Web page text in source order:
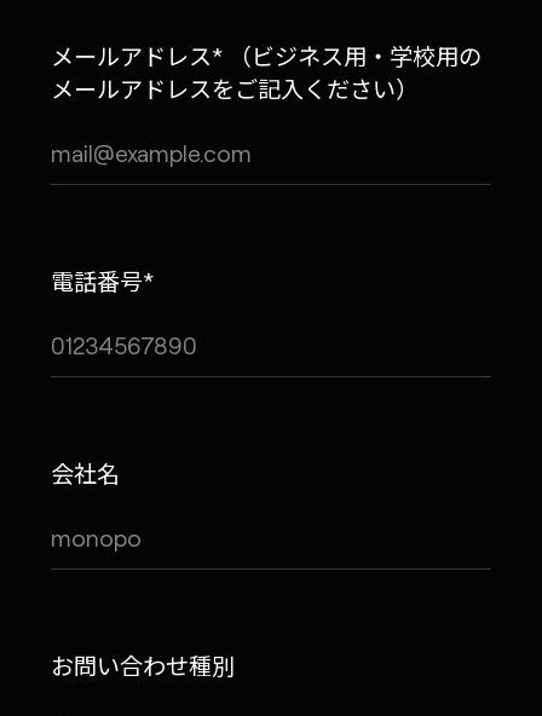
メールアドレス* （ビジネス用・学校用の
メールアドレスをご記入ください）
電話番号*
会社名
お問い合わせ種別